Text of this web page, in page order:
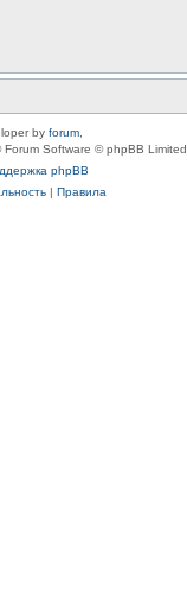
by forum,
Forum Software © phpBB Limited
phpBB
| Правила